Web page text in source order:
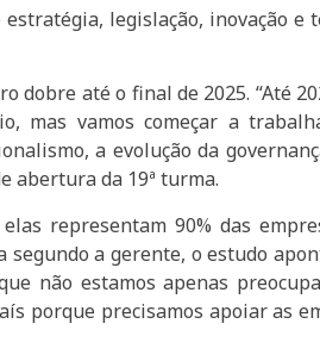
legislação, inovação e
dobre até o final de 2025. “Até
mas vamos começar a
a evolução da
abertura da 19ª turma.
representam 90% das
a gerente, o estudo
não estamos apenas
porque precisamos apoiar as